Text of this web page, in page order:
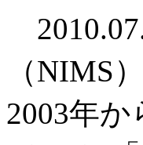
（NIMS
2003年